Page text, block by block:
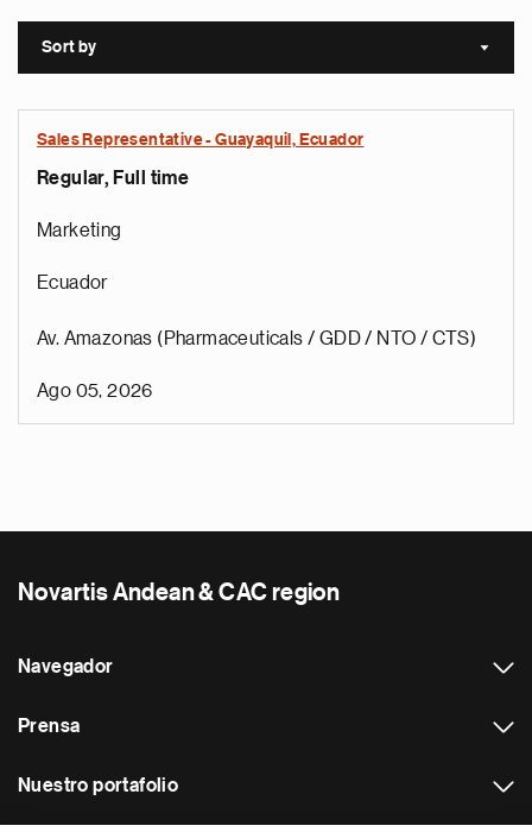
Sort by Sort
Sales Representative - Guayaquil, Ecuador
Regular, Full time
Marketing
Ecuador
Av. Amazonas (Pharmaceuticals / GDD / NTO / CTS)
Ago 05, 2026
Novartis Andean & CAC region
Navegador
Prensa
Nuestro portafolio